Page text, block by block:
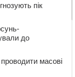
пік
до
масові